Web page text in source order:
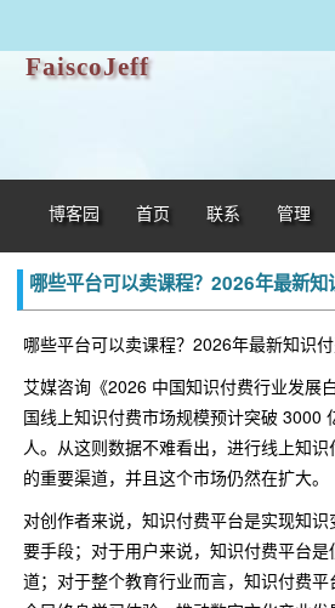
FaiscoJeff
博客园 首页 联系 管理
哪些平台可以卖课程？2026年最新知
哪些平台可以卖课程？2026年最新知识付
艾媒咨询《2026 中国知识付费行业发展
国线上知识付费市场规模预计突破 3000
人。从这则数据不难看出，进行线上知
的重要渠道，并且这个市场仍然在扩大。
对创作者来说，知识付费平台是实现知
要手段；对于用户来说，知识付费平台
道；对于整个教育行业而言，知识付费